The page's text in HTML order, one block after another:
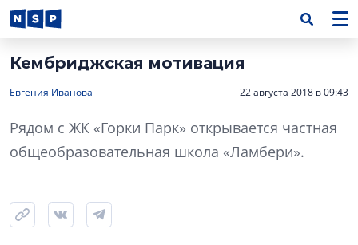
Кембриджская мотивация
Евгения Иванова 22 августа 2018 в 09:43
Рядом с ЖК «Горки Парк» открывается частная
общеобразовательная школа «Ламбери».